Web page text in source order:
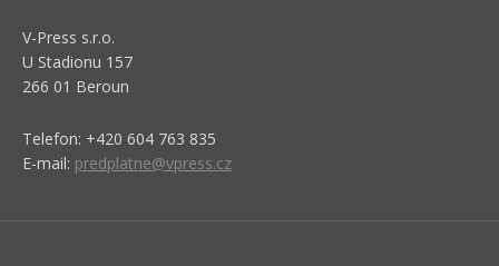
V-Press s.r.o.
U Stadionu 157
266 01 Beroun
Telefon: +420 604 763 835
E-mail: predplatne@vpress.cz